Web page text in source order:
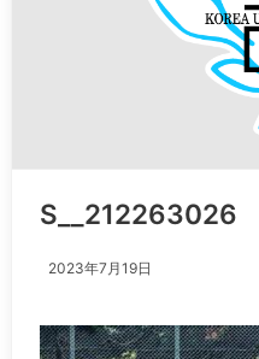
S__212263026
2023年7月19日